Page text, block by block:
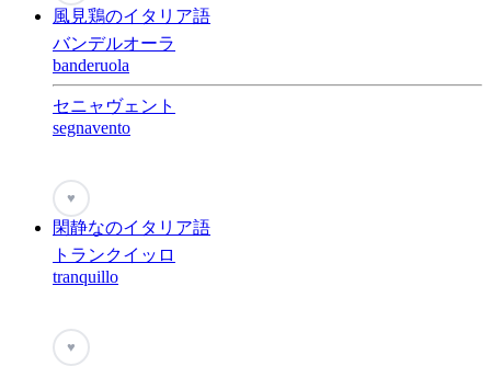
風見鶏のイタリア語
バンデルオーラ
banderuola
セニャヴェント
segnavento
♥
閑静なのイタリア語
トランクイッロ
tranquillo
♥